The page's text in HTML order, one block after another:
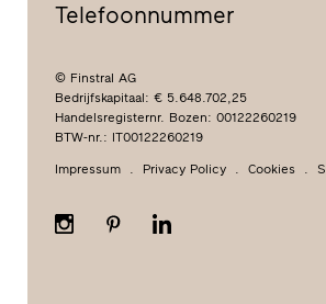
Telefoonnummer
© Finstral AG
Bedrijfskapitaal: € 5.648.702,25
Handelsregisternr. Bozen: 00122260219
BTW-nr.: IT00122260219
Impressum Privacy Policy Cookies